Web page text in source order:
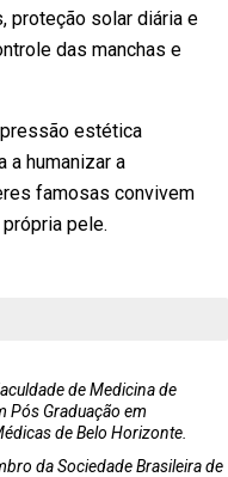
proteção solar diária e
das manchas e
estética
a humanizar a
famosas convivem
pele.
de Medicina de
Pós Graduação em
de Belo Horizonte.
da Sociedade Brasileira de